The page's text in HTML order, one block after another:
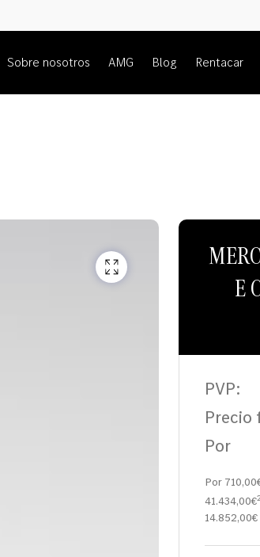
Sobre nosotros AMG Blog Rentacar
E
PVP:
Precio
Por
Por
41.434,00€2
14.852,00€